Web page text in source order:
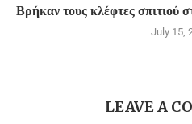
Βρήκαν τους κλέφτες σπιτιού
July 15,
LEAVE A